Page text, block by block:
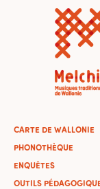
CARTE DE WALLONIE
PHONOTHÈQUE
ENQUÊTES
OUTILS